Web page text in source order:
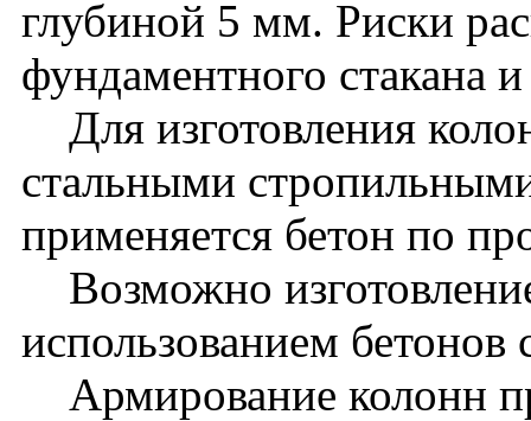
глубиной 5 мм. Риски
фундаментного стакана
Для изготовления
стальными
применяется бетон по
Возможно
использованием
Армирование колонн